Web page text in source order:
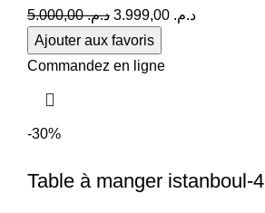
د.م.5.000,00
Le
prix
initial
د.م.Le
Ajouter aux favoris
Commandez en ligne
-30%
Table à manger istanboul-4